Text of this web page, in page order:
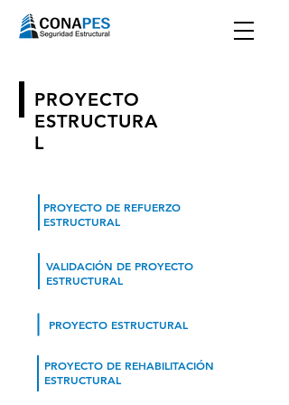
PROYECTO
ESTRUCTURA
L
PROYECTO DE REFUERZO
ESTRUCTURAL
VALIDACIÓN DE PROYECTO
ESTRUCTURAL
PROYECTO ESTRUCTURAL
PROYECTO DE REHABILITACIÓN
ESTRUCTURAL